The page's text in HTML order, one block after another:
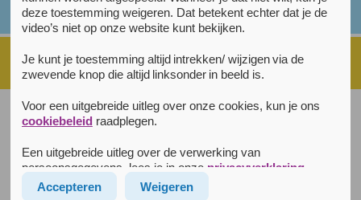
Disclaimer|Privacyverklaring |Cookiebeleid
Rustpunt is een initiatief van
deze toestemming weigeren. Dat betekent echter dat je de
video’s niet op onze website kunt bekijken.
Je kunt je toestemming altijd intrekken/ wijzigen via de
zwevende knop die altijd linksonder in beeld is.
Voor een uitgebreide uitleg over onze cookies, kun je ons
cookiebeleidraadplegen.
Een uitgebreide uitleg over de verwerking van
persoonsgegevens, lees je in onze privacyverklaring.
Accepteren
Weigeren